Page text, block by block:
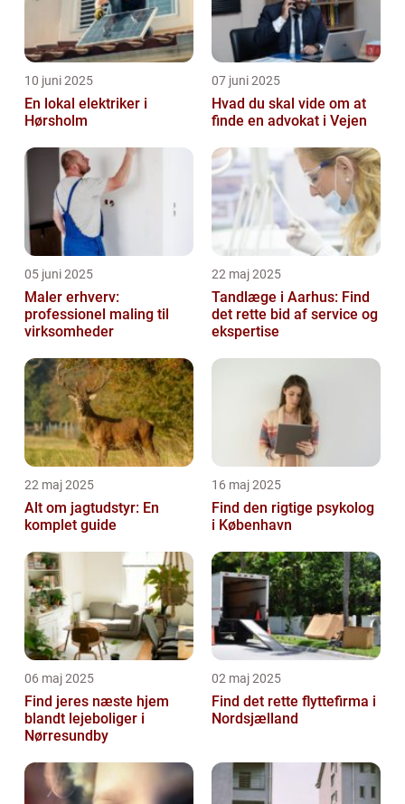
10 juni 2025
En lokal elektriker i
Hørsholm
07 juni 2025
Hvad du skal vide om at
finde en advokat i Vejen
05 juni 2025
Maler erhverv:
professionel maling til
virksomheder
22 maj 2025
Tandlæge i Aarhus: Find
det rette bid af service og
ekspertise
22 maj 2025
Alt om jagtudstyr: En
komplet guide
16 maj 2025
Find den rigtige psykolog
i København
06 maj 2025
Find jeres næste hjem
blandt lejeboliger i
Nørresundby
02 maj 2025
Find det rette flyttefirma i
Nordsjælland